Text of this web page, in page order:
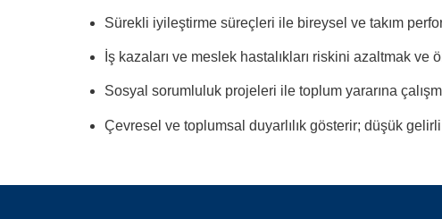
Sürekli iyileştirme süreçleri ile bireysel ve takım
İş kazaları ve meslek hastalıkları riskini azaltmak
Sosyal sorumluluk projeleri ile toplum yararına
Çevresel ve toplumsal duyarlılık gösterir; düşük